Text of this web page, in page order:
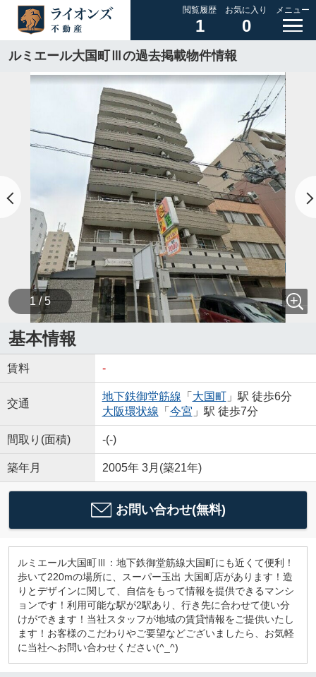
閲覧履歴
1
お気に入り
0
メニュー
ルミエール大国町Ⅲの過去掲載物件情報
1 / 5
基本情報
賃料 -
交通
地下鉄御堂筋線 「 大国町」駅 徒歩6分
大阪環状線 「 今宮 」駅 徒歩7分
間取り(面積) -(-)
築年月 2005年 3月(築21年)
お問い合わせ(無料)
ルミエール大国町Ⅲ：地下鉄御堂筋線大国町にも近くて便利！
歩いて220mの場所に、スーパー玉出 大国町店があります！造
りとデザインに関して、自信をもって情報を提供できるマンシ
ョンです！利用可能な駅が2駅あり、行き先に合わせて使い分
けができます！当社スタッフが地域の賃貸情報をご提供いたし
ます！お客様のこだわりやご要望などございましたら、お気軽
に当社へお問い合わせください(^_^)